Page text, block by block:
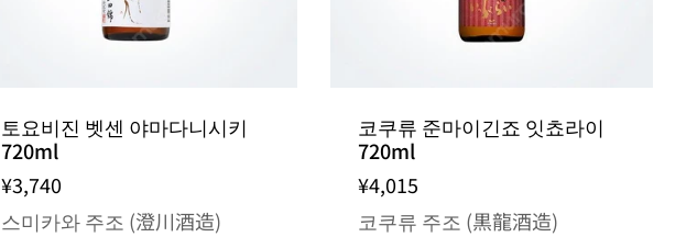
토요비진 벳센 야마다니시키
720ml
¥3,740
스미카와 주조 (澄川酒造)
코쿠류 준마이긴죠 잇쵸라이
720ml
¥4,015
코쿠류 주조 (黒龍酒造)